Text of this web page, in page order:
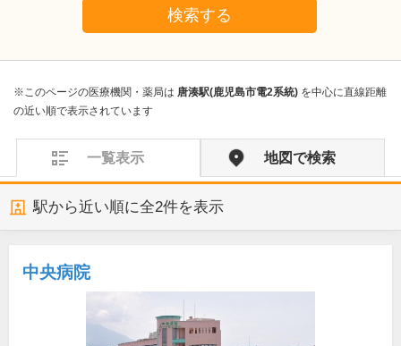
検索する
※このページの医療機関・薬局は 唐湊駅(鹿児島市電2系統) を中心に直線距離
の近い順で表示されています
一覧表示 地図で検索
駅から近い順に全2件を表示
中央病院